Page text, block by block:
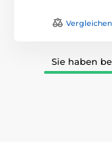
Vergleichen
Sie haben